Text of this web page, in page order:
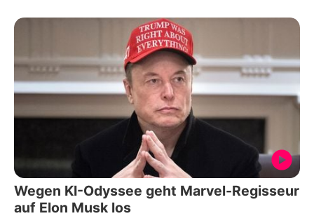
Wegen KI-Odyssee geht Marvel-Regisseur
auf Elon Musk los